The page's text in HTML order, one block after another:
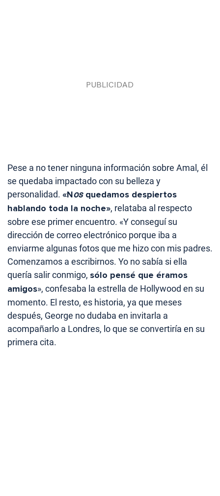
Pese a no tener ninguna información sobre Amal, él
se quedaba impactado con su belleza y
personalidad. «Nos quedamos despiertos
hablando toda la noche», relataba al respecto
sobre ese primer encuentro. «Y conseguí su
dirección de correo electrónico porque iba a
enviarme algunas fotos que me hizo con mis padres.
Comenzamos a escribirnos. Yo no sabía si ella
quería salir conmigo, sólo pensé que éramos
amigos», confesaba la estrella de Hollywood en su
momento. El resto, es historia, ya que meses
después, George no dudaba en invitarla a
acompañarlo a Londres, lo que se convertiría en su
primera cita.